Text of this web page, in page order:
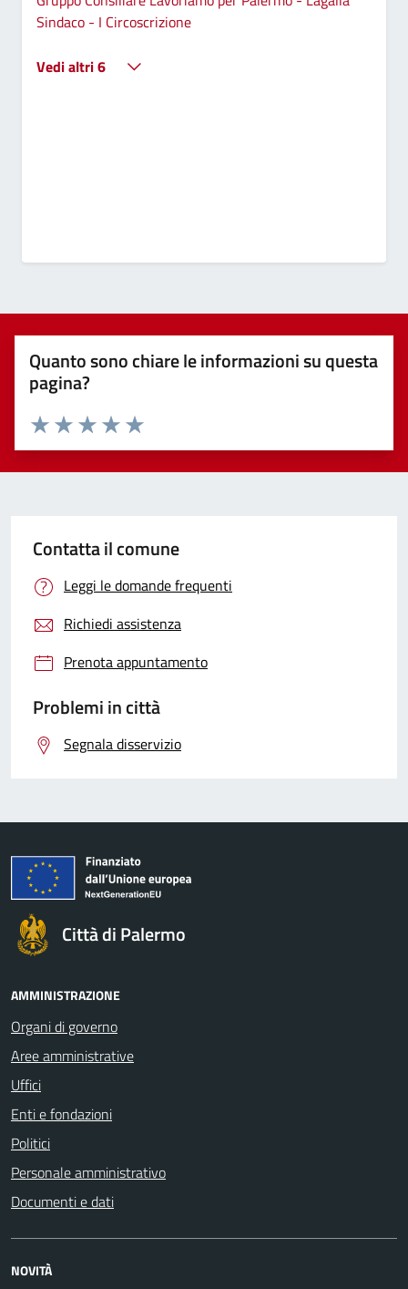
Sindaco - I Circoscrizione
Vedi altri 6
Quanto sono chiare le informazioni su questa
pagina?
Valuta 5 stelle su 5
Valuta 4 stelle su 5
Valuta 3 stelle su 5
Valuta 2 stelle su 5
Valuta 1 stelle su 5
Contatta il comune
Leggi le domande frequenti
Richiedi assistenza
Prenota appuntamento
Problemi in città
Segnala disservizio
Città di Palermo
AMMINISTRAZIONE
Organi di governo
Aree amministrative
Uffici
Enti e fondazioni
Politici
Personale amministrativo
Documenti e dati
NOVITÀ